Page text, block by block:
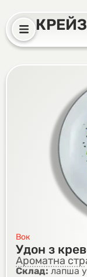
Вок
Удон з
Ароматна
Склад:лапша